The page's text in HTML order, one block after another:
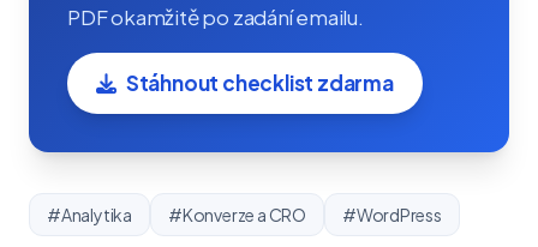
PDF okamžitě po zadání emailu.
Stáhnout checklist zdarma
#Analytika #Konverze a CRO #WordPress